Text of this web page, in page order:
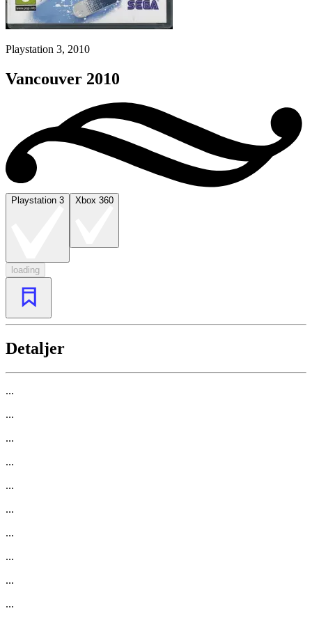
Playstation 3, 2010
Vancouver 2010
Playstation 3 Xbox 360
loading
Detaljer
...
...
...
...
...
...
...
...
...
...